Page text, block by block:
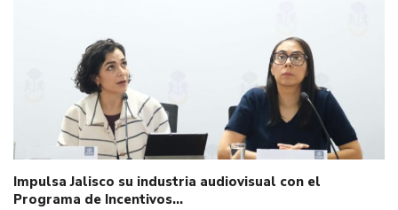
Impulsa Jalisco su industria audiovisual con el
Programa de Incentivos…